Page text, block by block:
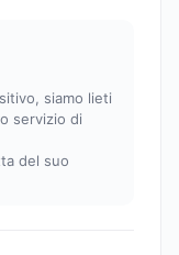
siamo lieti
servizio di
del suo